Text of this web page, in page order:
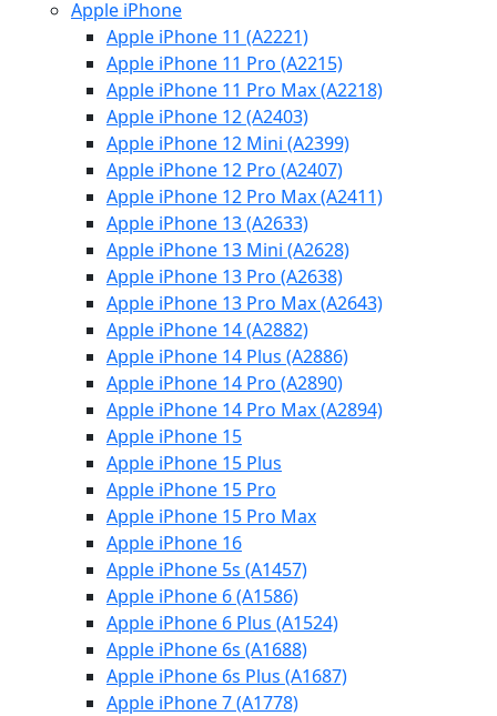
Apple iPhone
Apple iPhone 11 (A2221)
Apple iPhone 11 Pro (A2215)
Apple iPhone 11 Pro Max (A2218)
Apple iPhone 12 (A2403)
Apple iPhone 12 Mini (A2399)
Apple iPhone 12 Pro (A2407)
Apple iPhone 12 Pro Max (A2411)
Apple iPhone 13 (A2633)
Apple iPhone 13 Mini (A2628)
Apple iPhone 13 Pro (A2638)
Apple iPhone 13 Pro Max (A2643)
Apple iPhone 14 (A2882)
Apple iPhone 14 Plus (A2886)
Apple iPhone 14 Pro (A2890)
Apple iPhone 14 Pro Max (A2894)
Apple iPhone 15
Apple iPhone 15 Plus
Apple iPhone 15 Pro
Apple iPhone 15 Pro Max
Apple iPhone 16
Apple iPhone 5s (A1457)
Apple iPhone 6 (A1586)
Apple iPhone 6 Plus (A1524)
Apple iPhone 6s (A1688)
Apple iPhone 6s Plus (A1687)
Apple iPhone 7 (A1778)